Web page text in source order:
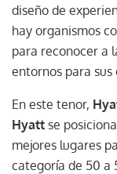
diseño de
hay organismos
para reconocer a
entornos para
En este tenor,
Hyatt se
mejores lugares
categoría de 50 a